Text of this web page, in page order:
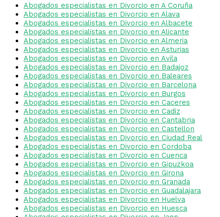
Abogados especialistas en Divorcio en A Coruña
Abogados especialistas en Divorcio en Alava
Abogados especialistas en Divorcio en Albacete
Abogados especialistas en Divorcio en Alicante
Abogados especialistas en Divorcio en Almeria
Abogados especialistas en Divorcio en Asturias
Abogados especialistas en Divorcio en Avila
Abogados especialistas en Divorcio en Badajoz
Abogados especialistas en Divorcio en Baleares
Abogados especialistas en Divorcio en Barcelona
Abogados especialistas en Divorcio en Burgos
Abogados especialistas en Divorcio en Caceres
Abogados especialistas en Divorcio en Cadiz
Abogados especialistas en Divorcio en Cantabria
Abogados especialistas en Divorcio en Castellon
Abogados especialistas en Divorcio en Ciudad Real
Abogados especialistas en Divorcio en Cordoba
Abogados especialistas en Divorcio en Cuenca
Abogados especialistas en Divorcio en Gipuzkoa
Abogados especialistas en Divorcio en Girona
Abogados especialistas en Divorcio en Granada
Abogados especialistas en Divorcio en Guadalajara
Abogados especialistas en Divorcio en Huelva
Abogados especialistas en Divorcio en Huesca